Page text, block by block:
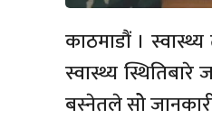
काठमाडौं ।
स्वास्थ्य
बस्नेतले सोे